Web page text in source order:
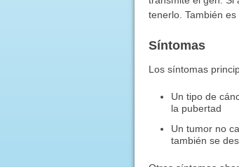
tenerlo. También
Síntomas
Los síntomas
Un tipo de
la pubertad
Un tumor no
también se